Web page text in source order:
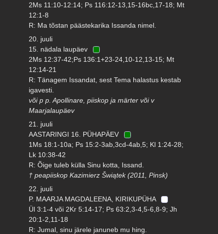
2Ms 11:10-12:14; Ps 116:12-13,15-16bc,17-18; Mt
12:1-8
R: Ma tõstan päästekarika Issanda nimel.
20. juuli
15. nädala laupäev
2Ms 12:37-42;Ps 136:1+23-24,10-12,13-15; Mt
12:14-21
R: Tänagem Issandat, sest Tema halastus kestab
igavesti.
või p p. Apollinare, piiskop ja märter või v
Maarjalaupäev
21. juuli
AASTARINGI 16. PÜHAPÄEV
1Ms 18:1-10a; Ps 15:2-3ab,3cd-4ab,5; Kl 1:24-28;
Lk 10:38-42
R: Õige tuleb külla Sinu kotta, Issand.
† peapiiskop Kazimierz Šwiątek (2011, Pinsk)
22. juuli
P. MAARJA MAGDALEENA, KIRIKUPÜHA
Ül 3:1-4 või 2Kr 5:14-17; Ps 63:2,3-4,5-6,8-9; Jh
20:1-2,11-18
R: Jumal, sinu järele januneb mu hing.